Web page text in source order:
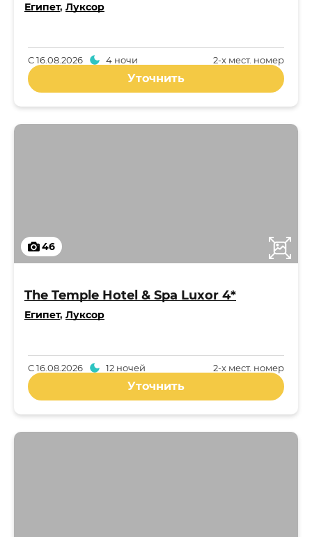
Египет, Луксор
2-x мест. номер
С16.08.2026 4 ночи
Уточнить
46
The Temple Hotel & Spa Luxor 4*
Египет, Луксор
2-x мест. номер
С16.08.2026 12 ночей
Уточнить